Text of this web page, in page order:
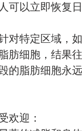
可以立即恢复
特定区域，如
细胞，结果
的脂肪细胞永
欢迎：